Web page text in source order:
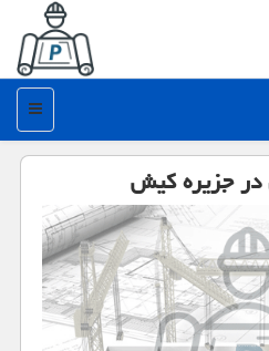
منو
در جزیره كیش